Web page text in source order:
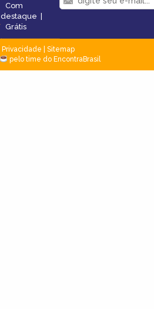
Com
destaque |
Grátis
Privacidade
Sitemap
pelo time do EncontraBrasil